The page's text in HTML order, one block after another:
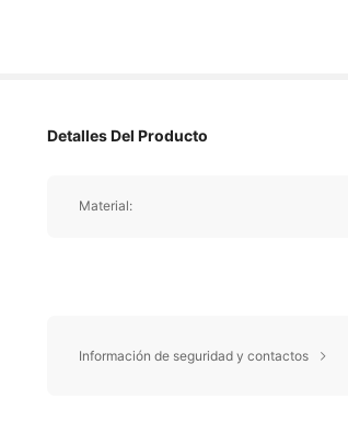
Detalles Del Producto
Material:
Información de seguridad y contactos